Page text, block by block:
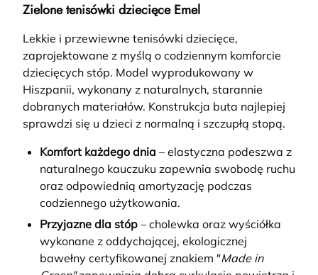
Zielone tenisówki dziecięce Emel
Lekkie i przewiewne tenisówki dziecięce,
zaprojektowane z myślą o codziennym komforcie
dziecięcych stóp. Model wyprodukowany w
Hiszpanii, wykonany z naturalnych, starannie
dobranych materiałów. Konstrukcja buta najlepiej
sprawdzi się u dzieci z normalną i szczupłą stopą.
Komfort każdego dnia – elastyczna podeszwa z
naturalnego kauczuku zapewnia swobodę ruchu
oraz odpowiednią amortyzację podczas
codziennego użytkowania.
Przyjazne dla stóp – cholewka oraz wyściółka
wykonane z oddychającej, ekologicznej
bawełny certyfikowanej znakiem "Made in